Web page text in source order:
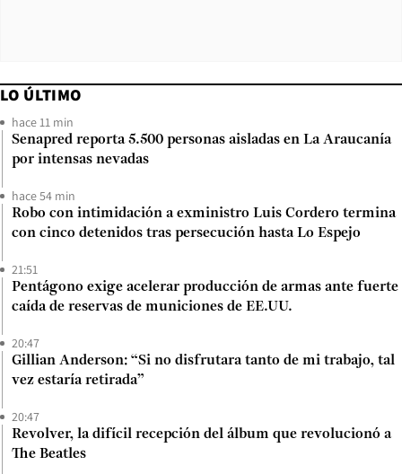
LO ÚLTIMO
hace 11 min
Senapred reporta 5.500 personas aisladas en La Araucanía
por intensas nevadas
hace 54 min
Robo con intimidación a exministro Luis Cordero termina
con cinco detenidos tras persecución hasta Lo Espejo
21:51
Pentágono exige acelerar producción de armas ante fuerte
caída de reservas de municiones de EE.UU.
20:47
Gillian Anderson: “Si no disfrutara tanto de mi trabajo, tal
vez estaría retirada”
20:47
Revolver, la difícil recepción del álbum que revolucionó a
The Beatles